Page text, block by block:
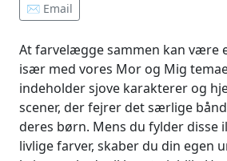
✉️ Email
At farvelægge sammen kan være
især med vores Mor og Mig
indeholder sjove karakterer og
scener, der fejrer det særlige
deres børn. Mens du fylder disse
livlige farver, skaber du din egen